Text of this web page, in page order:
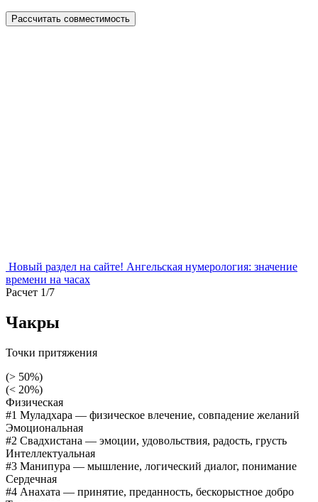
Рассчитать совместимость
Новый раздел на сайте! Ангельская нумерология: значение
времени на часах
Расчет 1/7
Чакры
Точки притяжения
(> 50%)
(< 20%)
Физическая
#1 Муладхара — физическое влечение, совпадение желаний
Эмоциональная
#2 Свадхистана — эмоции, удовольствия, радость, грусть
Интеллектуальная
#3 Манипура — мышление, логический диалог, понимание
Сердечная
#4 Анахата — принятие, преданность, бескорыстное добро